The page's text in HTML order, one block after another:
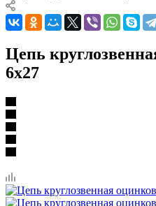
Цепь
6х27